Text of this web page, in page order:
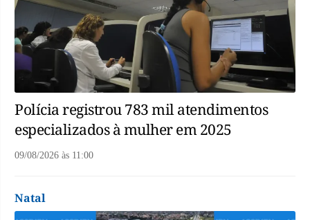
Polícia registrou 783 mil atendimentos
especializados à mulher em 2025
09/08/2026 às 11:00
Natal